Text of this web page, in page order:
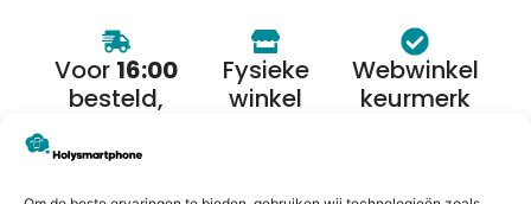
Voor 16:00
besteld,
huis*
Fysieke
winkel
Webwinkel
keurmerk